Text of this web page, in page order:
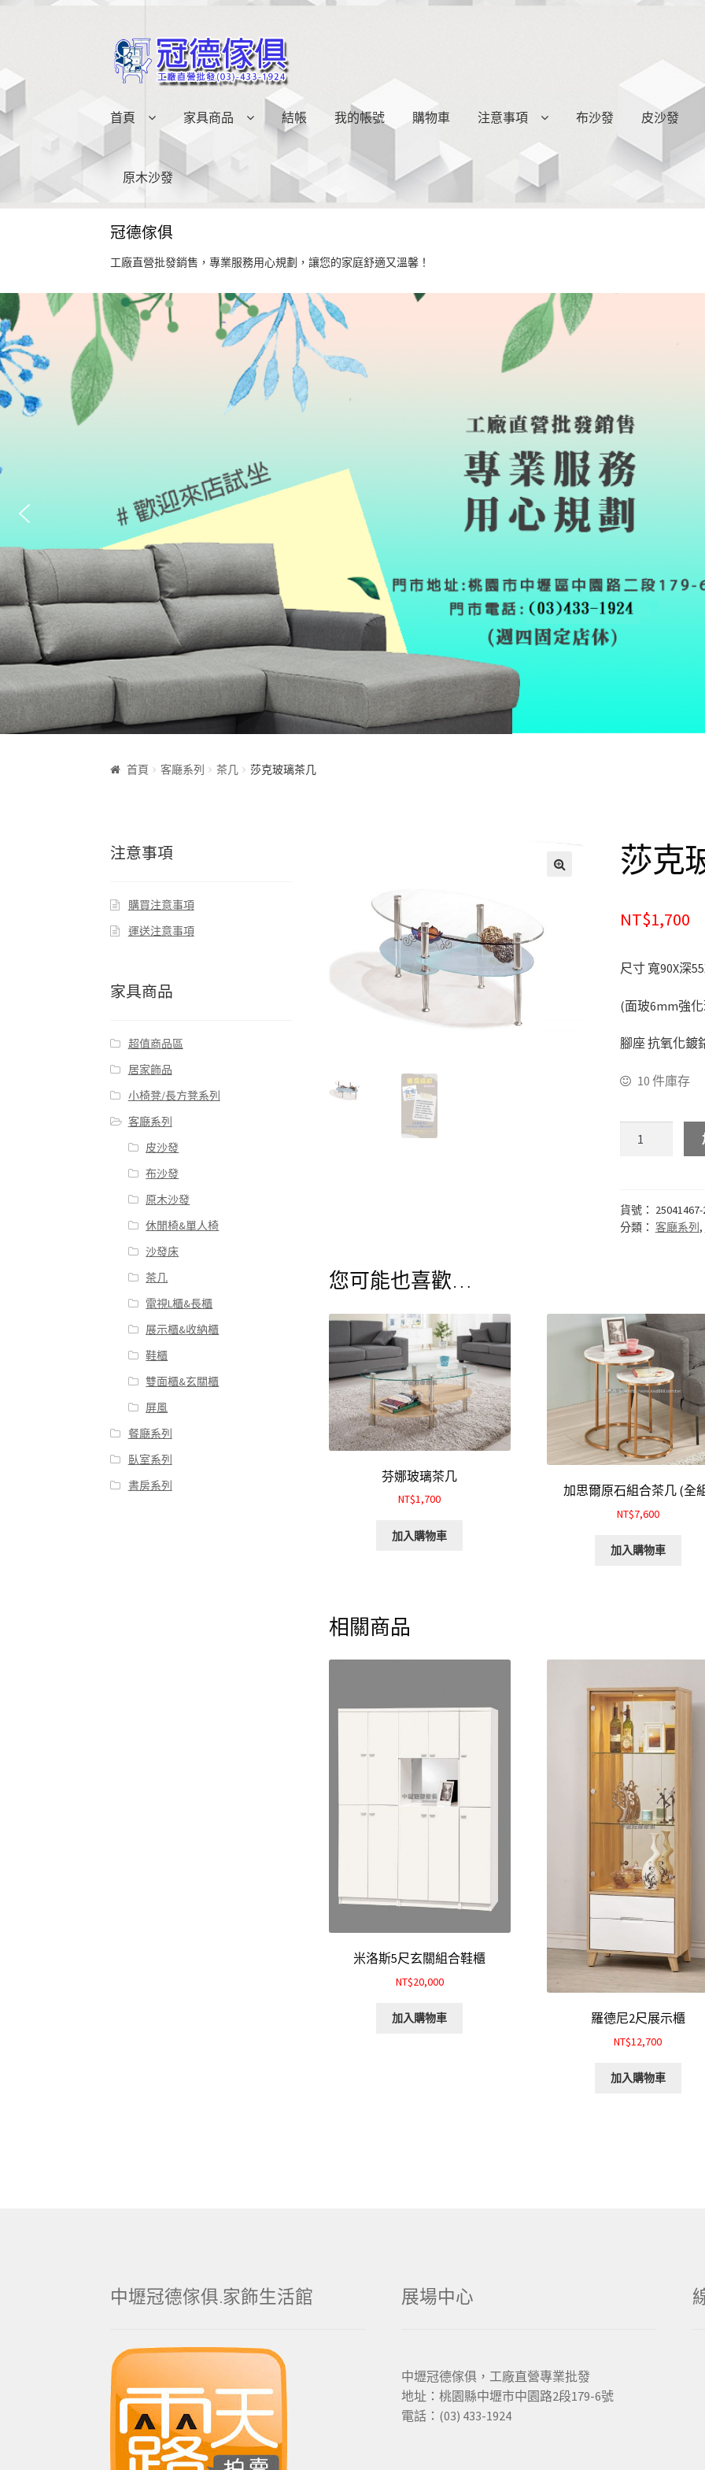
略
過
導
跳
至
內
首頁
家具商品 結帳 我的帳號 購物車 注意事項 布沙發 皮沙發
原木沙發
冠德傢俱
工廠直營批發銷售，專業服務用心規劃，讓您的家庭舒適又溫馨！
首頁 客廰系列 茶几 莎克玻璃茶几
莎克
NT$1,700
尺寸 寬90X深
(面玻6mm強
腳座 抗氧化鍍
10 件庫存
貨號： 25041467-
分類： 客廰系列,
您可能也喜歡…
芬娜玻璃茶几
NT$1,700
加入購物車
加思爾原石組合茶几 (全
NT$7,600
加入購物車
相關商品
米洛斯5尺玄關組合鞋櫃
NT$20,000
加入購物車 羅德尼2尺展示櫃
NT$12,700
加入購物車
注意事項
購買注意事項
運送注意事項
家具商品
超值商品區
居家飾品
小椅凳/長方凳系列
客廰系列
皮沙發
布沙發
原木沙發
休閒椅&單人椅
沙發床
茶几
電視L櫃&長櫃
展示櫃&收納櫃
鞋櫃
雙面櫃&玄關櫃
屏風
餐廰系列
臥室系列
書房系列
中壢冠德傢俱.家飾生活館 展場中心
中壢冠德傢俱，工廠直營專業批發
地址：桃園縣中壢市中園路2段179-6號
電話：(03) 433-1924